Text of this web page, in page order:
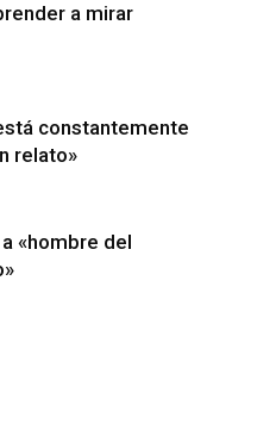
a mirar
constantemente
relato»
«hombre del